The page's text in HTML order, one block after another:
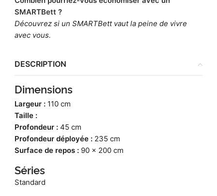
SMARTBett ?
Découvrez si un SMARTBett vaut la peine de vivre
avec vous.
DESCRIPTION
Dimensions
Largeur : 110 cm
Taille :
Profondeur : 45 cm
Profondeur déployée : 235 cm
Surface de repos : 90 x 200 cm
Séries
Standard